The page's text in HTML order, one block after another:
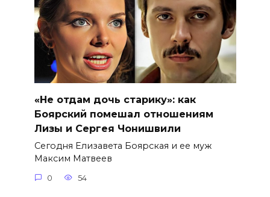
«Не отдам дочь старику»: как
Боярский помешал отношениям
Лизы и Сергея Чонишвили
Сегодня Елизавета Боярская и ее муж
Максим Матвеев
0 54